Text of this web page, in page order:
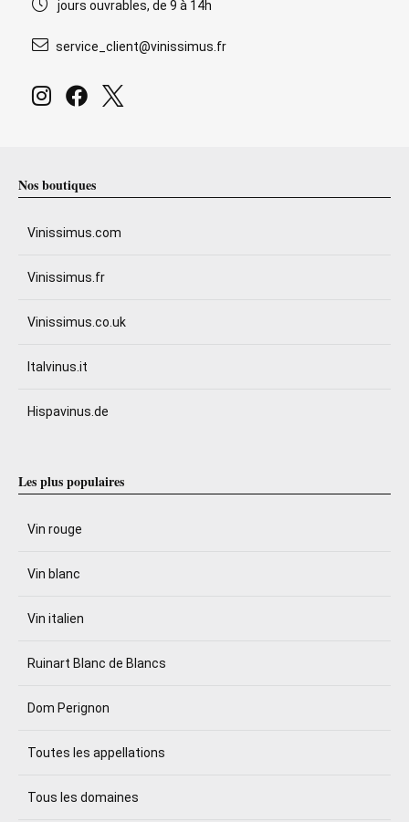
jours ouvrables, de 9 à 14h
service_client@vinissimus.fr
Nos boutiques
Vinissimus.com
Vinissimus.fr
Vinissimus.co.uk
Italvinus.it
Hispavinus.de
Les plus populaires
Vin rouge
Vin blanc
Vin italien
Ruinart Blanc de Blancs
Dom Perignon
Toutes les appellations
Tous les domaines